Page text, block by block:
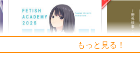
もっと見る！